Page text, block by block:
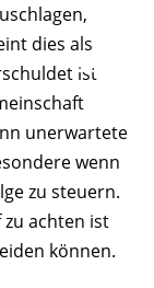
dies als
ist
unerwartete
wenn
zu steuern.
achten ist
können.